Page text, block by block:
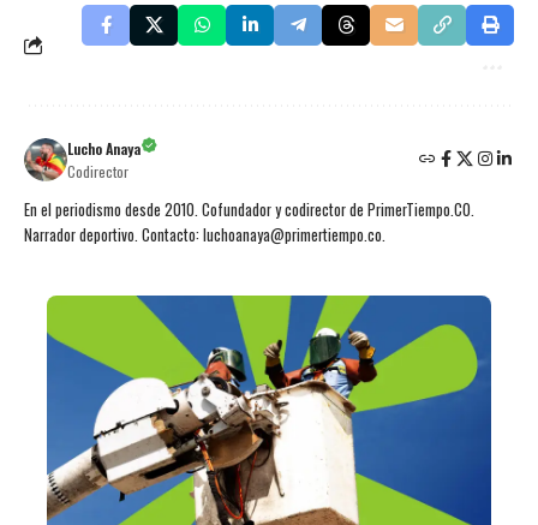
Lucho Anaya
Codirector
En el periodismo desde 2010. Cofundador y codirector de PrimerTiempo.CO.
Narrador deportivo. Contacto: luchoanaya@primertiempo.co.